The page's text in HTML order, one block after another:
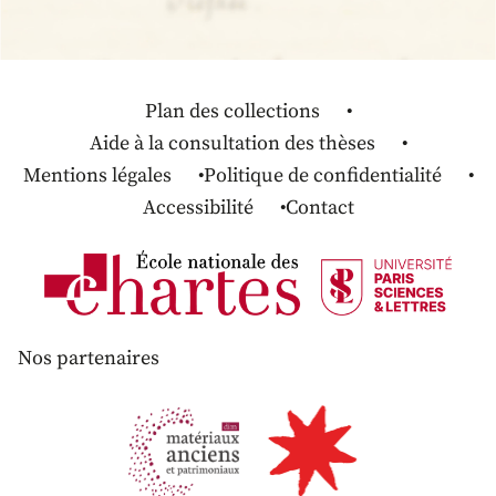
Plan des collections
Aide à la consultation des thèses
Mentions légales
Politique de confidentialité
Accessibilité
Contact
Nos partenaires